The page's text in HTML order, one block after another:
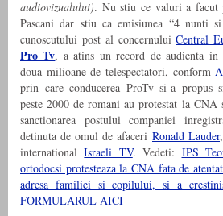
audiovizualului). Nu stiu ce valuri a
Pascani dar stiu ca emisiunea “4 nunti
cunoscutului post al concernuluiCentral
Pro Tv, a atins un record de audienta
doua milioane de telespectatori, conform
prin care conducerea ProTv si-a propus
peste 2000 de romani au protestat la
sanctionarea postului companiei
detinuta de omul de afaceri Ronald Lauder
internationalIsraeli TV. Vedeti: IPS
ortodocsi protesteaza la CNA fata de
adresa familiei si copilului, si a
FORMULARUL AICI